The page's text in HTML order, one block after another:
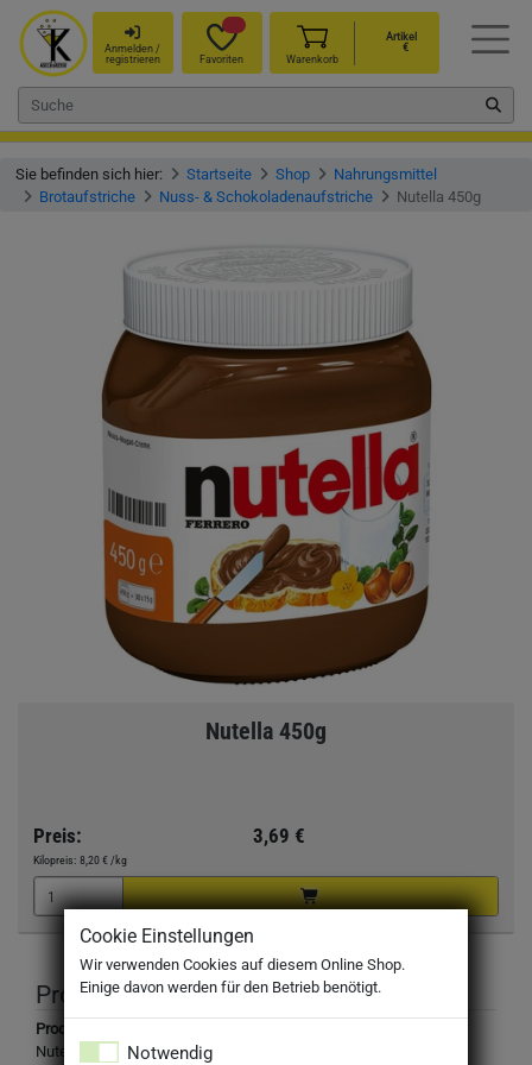
Anmelden /
registrieren
Favoriten Warenkorb
Artikel
€
Sie befinden sich hier: Startseite Shop
Nahrungsmittel
Brotaufstriche
Nuss- & Schokoladenaufstriche Nutella 450g
Nutella 450g
Preis: 3,69 €
Kilopreis: 8,20 € /kg
Produktbeschreibung
Produktbezeichnung:
Nutella 450g
Cookie Einstellungen
Wir verwenden Cookies auf diesem Online Shop.
Einige davon werden für den Betrieb benötigt.
Notwendig